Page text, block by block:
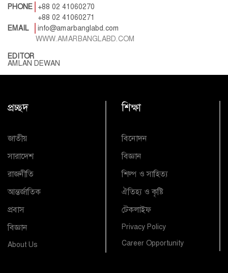
PHONE
+88 02 41060270
+88 02 41060271
EMAIL
info@amarbanglabd.com
WWW.AMARBANGLABD.COM
EDITOR
AMLAN DEWAN
প্রচ্ছদ
জাতীয়
সারাদেশ
রাজনীতি
আন্তর্জাতিক
প্রবাস
বিজ্ঞান
About Us
শিক্ষা
বিনোদন
বিজ্ঞান
শিল্প ও সাহিত্য
ঐতিহ্য ও কৃষ্টি
টেকলাইফ
Privacy Policy
Career Opportunity